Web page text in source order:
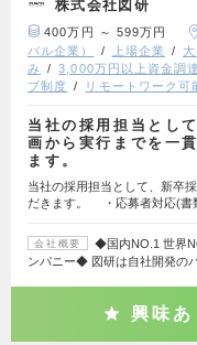
株式会社図研
400万円 ～ 599万円
バル企業）
上場企業
み
3,000万円以上資金調
ブ制度
リモートワーク可
当社の採用担当とし
画から実行までを一
ます。
当社の採用担当として、新卒
だきます。 ・応募者対応(書
会社概要
◆国内NO.1 世界
ンパニー◆ 図研は自社開発の
興味あ